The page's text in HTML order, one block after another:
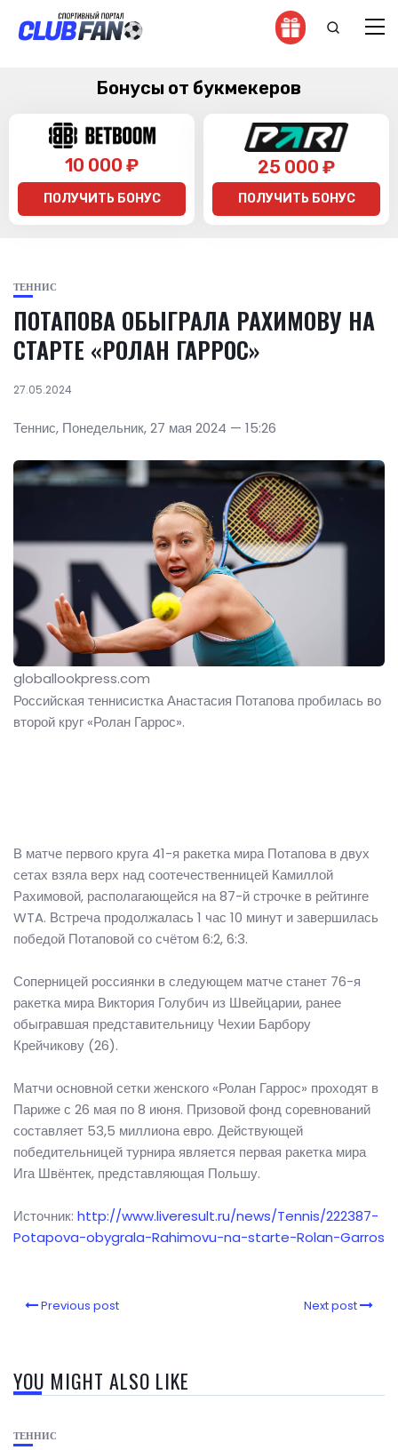
Бонусы от букмекеров
10 000 ₽
ПОЛУЧИТЬ БОНУС
25 000 ₽
ПОЛУЧИТЬ БОНУС
ТЕННИС
ПОТАПОВА ОБЫГРАЛА РАХИМОВУ НА
СТАРТЕ «РОЛАН ГАРРОС»
27.05.2024
Теннис, Понедельник, 27 мая 2024 — 15:26
globallookpress.com
Российская теннисистка Анастасия Потапова пробилась во
второй круг «Ролан Гаррос».
В матче первого круга 41-я ракетка мира Потапова в двух
сетах взяла верх над соотечественницей Камиллой
Рахимовой, располагающейся на 87-й строчке в рейтинге
WTA. Встреча продолжалась 1 час 10 минут и завершилась
победой Потаповой со счётом 6:2, 6:3.
Соперницей россиянки в следующем матче станет 76-я
ракетка мира Виктория Голубич из Швейцарии, ранее
обыгравшая представительницу Чехии Барбору
Крейчикову (26).
Матчи основной сетки женского «Ролан Гаррос» проходят в
Париже с 26 мая по 8 июня. Призовой фонд соревнований
составляет 53,5 миллиона евро. Действующей
победительницей турнира является первая ракетка мира
Ига Швёнтек, представляющая Польшу.
Источник: http://www.liveresult.ru/news/Tennis/222387-
Potapova-obygrala-Rahimovu-na-starte-Rolan-Garros
Previous post Next post
YOU MIGHT ALSO LIKE
ТЕННИС